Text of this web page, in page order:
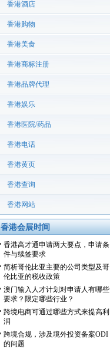
香港酒店
香港购物
香港美食
香港商标注册
香港品牌代理
香港娱乐
香港医院/药品
香港电话
香港黄页
香港查询
香港网站
香港会展时间
香港高才通申请两大要点，申请条
件与续签要求
简析哥伦比亚主要的公司类型及哥
伦比亚的税收政策
澳门输入人才计划对申请人有哪些
要求？限定哪些行业？
跨境电商可通过哪些方式来提高利
润
跨境合规，涉及境外投资备案ODI
的问题